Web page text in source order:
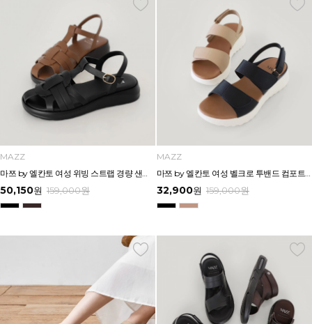
MAZZ
50,150원 159,000원
MAZZ
32,900원 159,000원